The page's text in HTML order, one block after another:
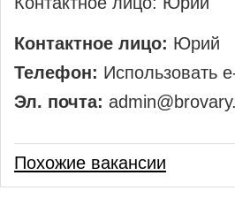
Контактное лицо: Юрий
Телефон: Использовать
Эл. почта:
Похожие вакансии